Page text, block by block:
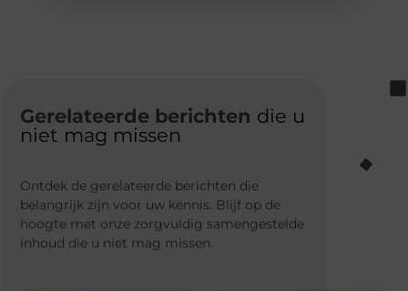
Gerelateerde berichten die u
niet mag missen
Ontdek de gerelateerde berichten die
belangrijk zijn voor uw kennis. Blijf op de
hoogte met onze zorgvuldig samengestelde
inhoud die u niet mag missen.